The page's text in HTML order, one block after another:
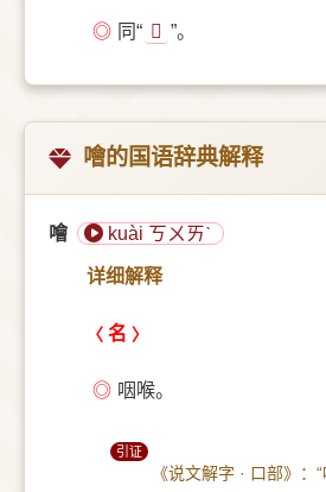
◎ 同“ 𠳨 ”。
噲的国语辞典解释
噲 kuài ㄎㄨㄞˋ
详细解释
名
◎ 咽喉。
引证
《说文解字 · 口部》：